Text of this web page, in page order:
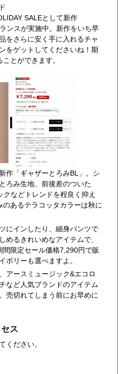
SALEとして新作
ンスが実施中。新作をいち早
をさらに安く手に入れるチャ
をゲットしてくださいね！期
とができます。
作「ギャザーとろみBL」。シ
ろみ生地、前後差のついた
などトレンドを程良く抑え
あるテラコッタカラーは秋に
にインしたり、細身パンツで
めるきれいめなアイテムで、
限定セール価格7,290円で販
ボリーも選べますよ。
アースミュージック&エコロ
など人気ブランドのアイテム
売切れてしまう前にお早めに
ス
ください。